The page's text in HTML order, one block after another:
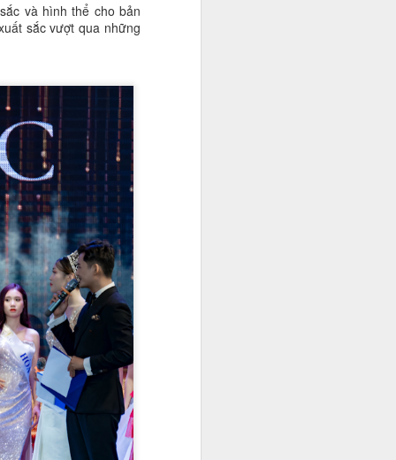
và hình thể cho bản
sắc vượt qua những